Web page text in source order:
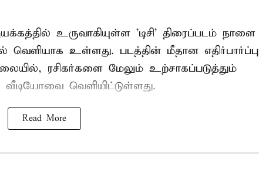
உருவாகியுள்ள 'டிசி' திரைப்படம் நாளை
வெளியாக உள்ளது. படத்தின் மீதான எதிர்பார்ப்பு
ரசிகர்களை மேலும் உற்சாகப்படுத்தும்
வீடியோவை வெளியிட்டுள்ளது.
Read More